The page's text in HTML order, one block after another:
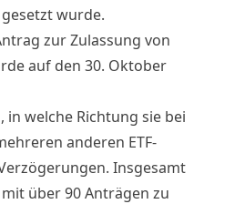
gesetzt wurde.
zur Zulassung von
auf den 30. Oktober
in welche Richtung sie bei
anderen ETF-
Insgesamt
über 90 Anträgen zu